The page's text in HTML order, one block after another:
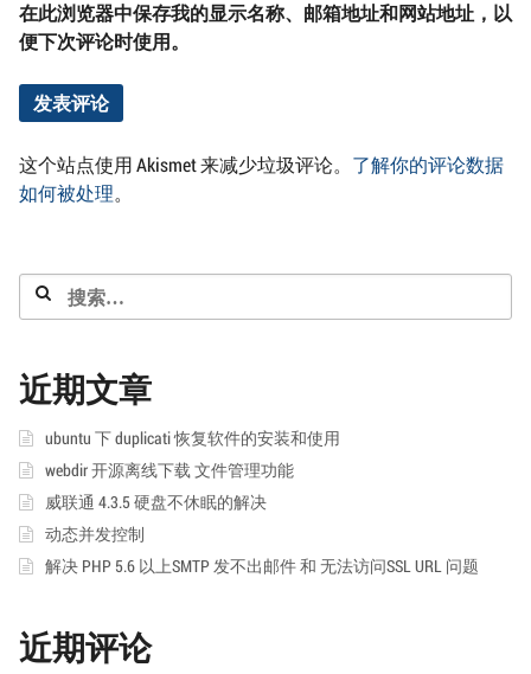
在此浏览器中保存我的显示名称、邮箱地址和网站地址，以
便下次评论时使用。
这个站点使用 Akismet 来减少垃圾评论。 了解你的评论数据
如何被处理。
搜
索：
近期文章
ubuntu 下 duplicati 恢复软件的安装和使用
webdir 开源离线下载 文件管理功能
威联通 4.3.5 硬盘不休眠的解决
动态并发控制
解决 PHP 5.6 以上SMTP 发不出邮件 和 无法访问SSL URL 问题
近期评论